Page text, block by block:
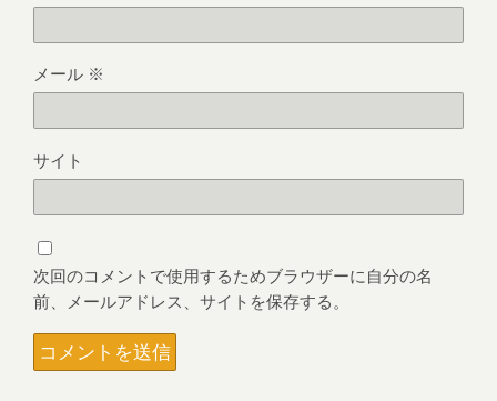
メール ※
サイト
次回のコメントで使用するためブラウザーに自分の名
前、メールアドレス、サイトを保存する。